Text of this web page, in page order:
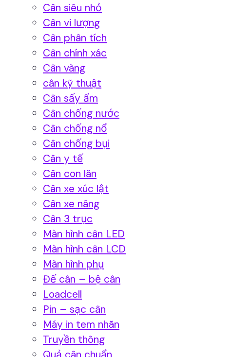
Cân siêu nhỏ
Cân vi lượng
Cân phân tích
Cân chính xác
Cân vàng
cân kỹ thuật
Cân sấy ẩm
Cân chống nước
Cân chống nổ
Cân chống bụi
Cân y tế
Cân con lăn
Cân xe xúc lật
Cân xe nâng
Cân 3 trục
Màn hình cân LED
Màn hình cân LCD
Màn hình phụ
Đế cân – bệ cân
Loadcell
Pin – sạc cân
Máy in tem nhãn
Truyền thông